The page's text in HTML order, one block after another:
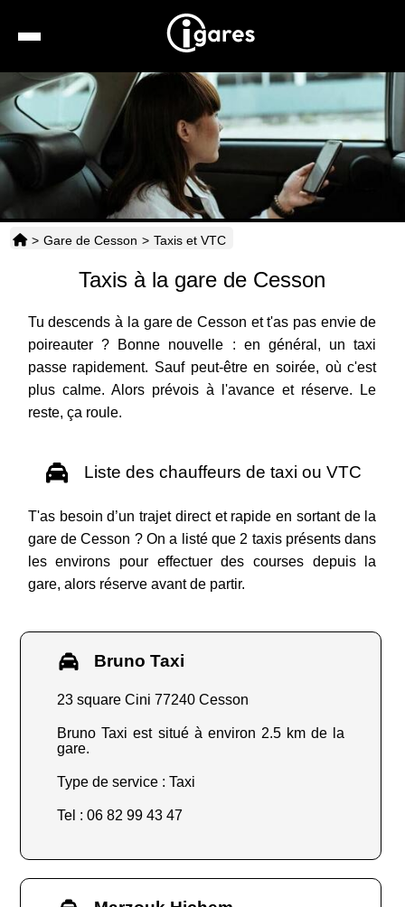
Recherche
Location de voiture
Hôtels
Taxis
> Gare de Cesson > Taxis et VTC
Taxis à la gare de Cesson
Tu descends à la gare de Cesson et t'as pas envie de
poireauter ? Bonne nouvelle : en général, un taxi
passe rapidement. Sauf peut-être en soirée, où c'est
plus calme. Alors prévois à l'avance et réserve. Le
reste, ça roule.
Liste des chauffeurs de taxi ou VTC
T'as besoin d’un trajet direct et rapide en sortant de la
gare de Cesson ? On a listé que 2 taxis présents dans
les environs pour effectuer des courses depuis la
gare, alors réserve avant de partir.
Bruno Taxi
23 square Cini 77240 Cesson
Bruno Taxi est situé à environ 2.5 km de la
gare.
Type de service : Taxi
Tel : 06 82 99 43 47